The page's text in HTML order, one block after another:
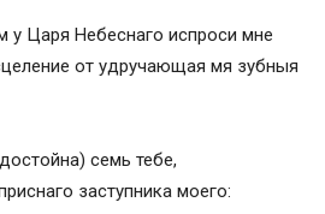
у Царя Небеснаго испроси мне
от удручающая мя зубныя
семь тебе,
заступника моего: